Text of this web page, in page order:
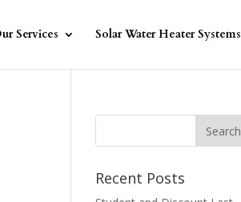
Services Solar Water Heater Systems
Recent Posts